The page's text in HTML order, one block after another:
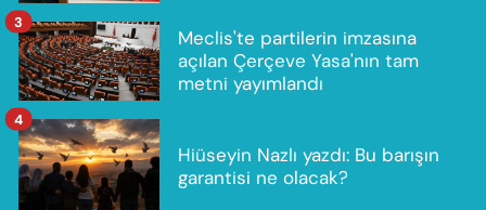
Meclis'te partilerin imzasına
açılan Çerçeve Yasa'nın tam
metni yayımlandı
3
Hiüseyin Nazlı yazdı: Bu barışın
garantisi ne olacak?
4